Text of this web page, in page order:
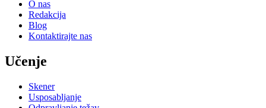
O nas
Redakcija
Blog
Kontaktirajte nas
Učenje
Skener
Usposabljanje